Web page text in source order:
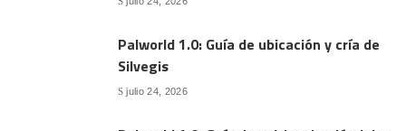
Palworld 1.0: Guía de ubicación y cría de
Silvegis
julio 24, 2026